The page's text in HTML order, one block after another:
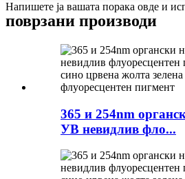
Напишете ја вашата порака овде и
поврзани производи
365 и 254nm
УВ невидлив фло...